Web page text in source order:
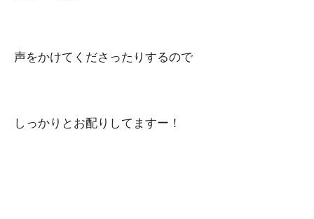
声をかけてくださったりするので
しっかりとお配りしてますー！